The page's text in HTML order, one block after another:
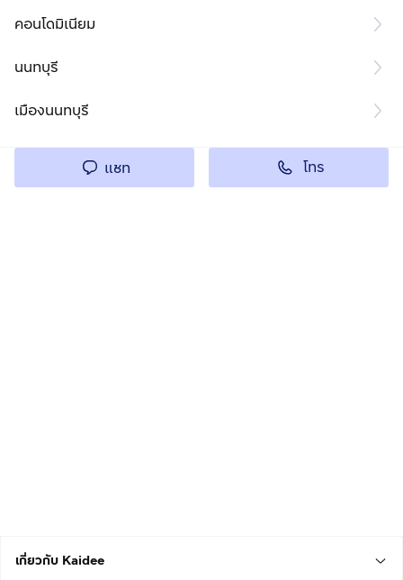
คอนโดมิเนียม
นนทบุรี
เมืองนนทบุรี
แชท โทร
เกี่ยวกับ Kaidee